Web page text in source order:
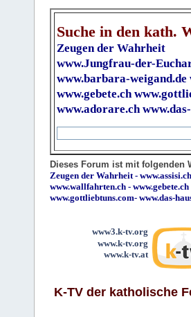
Suche in den kath.
Zeugen der Wahrheit
www.Jungfrau-der-
www.barbara-weigand.de
www.gebete.ch
www.adorare.ch
Dieses Forum ist mit folgenden
Zeugen der Wahrheit - www.assisi.ch
www.wallfahrten.ch - www.gebete.ch
www.gottliebtuns.com- www.das-
www3.k-tv.org
www.k-tv.org
www.k-tv.at
K-TV der katholische